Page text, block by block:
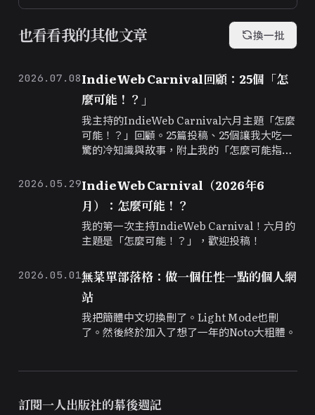
也看看我的其他文章 換一批
2026.07.08IndieWeb Carnival回顧：25個「怎
麼可能！？」
我主持的IndieWeb Carnival六月主題「怎麼
可能！？」回顧。25篇投稿、25個讓我大吃一
驚的冷知識與故事，附上我的「怎麼可能指
2026.05.29IndieWeb Carnival（2026年6
月）：怎麼可能！？
我的第一次主持IndieWeb Carnival！六月的
主題是「怎麼可能！？」，歡迎投稿！
2026.05.01無菜單部落格：做一個任性一點的個人網
站
我把簡體中文切換刪了。Light Mode也刪
了。然後終於加入了想了一年的Noto大粗體。
訂閱一人出版社的幕後週記